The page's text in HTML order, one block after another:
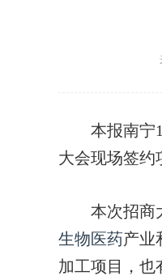
本报南宁11
大会现场签约
本次招商
生物医药产业
加工项目，也